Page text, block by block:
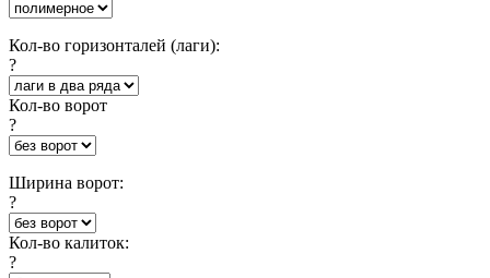
Кол-во горизонталей (лаги):
?
Кол-во ворот
?
Ширина ворот:
?
Кол-во калиток:
?